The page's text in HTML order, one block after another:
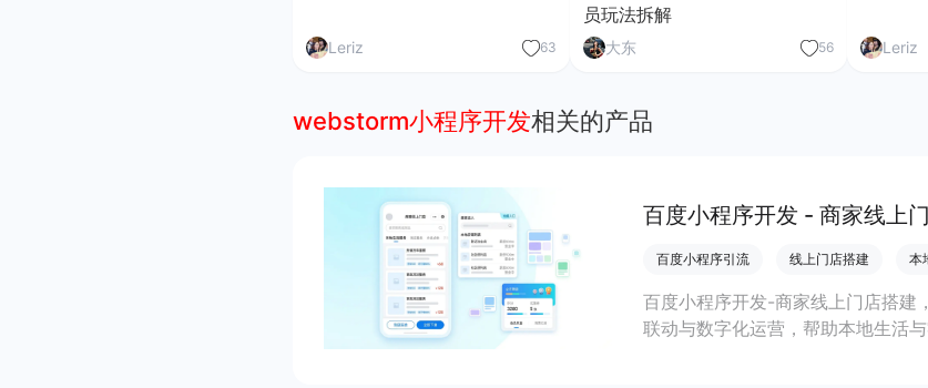
Leriz 63
员玩法拆解
大东 56 Leriz
webstorm小程序开发相关的产品
百度小程序开发 - 商家线上
百度小程序引流 线上门店搭建 本
百度小程序开发-商家线上门店搭建
联动与数字化运营，帮助本地生活